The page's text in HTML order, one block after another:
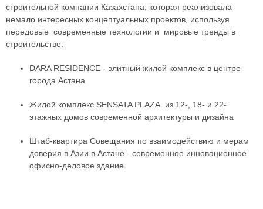
строительной компании Казахстана, которая реализовала
немало интересных концептуальных проектов, используя
передовые современные технологии и мировые тренды в
строительстве:
DARA RESIDENCE - элитный жилой комплекс в центре
города Астана
Жилой комплекс SENSATA PLAZA из 12-, 18- и 22-
этажных домов современной архитектуры и дизайна
Штаб-квартира Совещания по взаимодействию и мерам
доверия в Азии в Астане - современное инновационное
офисно-деловое здание.